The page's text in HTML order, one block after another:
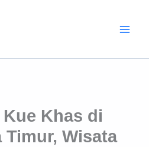
Khas di
Timur, Wisata